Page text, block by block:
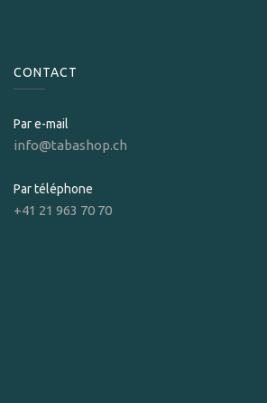
CONTACT
Par e-mail
info@tabashop.ch
Par téléphone
+41 21 963 70 70